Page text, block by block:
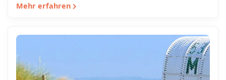
Mehr erfahren